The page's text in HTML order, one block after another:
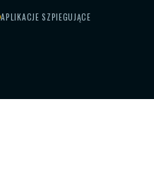
APLIKACJE SZPIEGUJĄCE